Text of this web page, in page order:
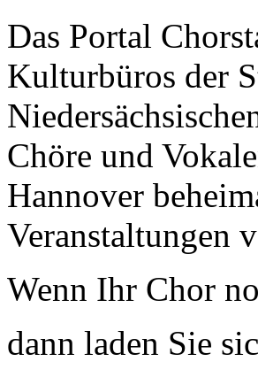
Das Portal
Kulturbüros der
Chöre und
Hannover
Veranstaltungen
Wenn Ihr Chor
dann laden Sie